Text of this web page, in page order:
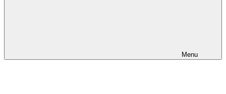
Menu